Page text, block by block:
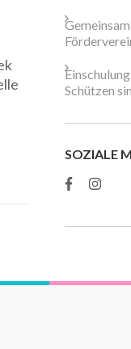
Einschulung 2025
Schützen
SOZIALE